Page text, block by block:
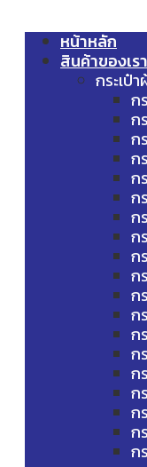
หน้าหลัก
สินค้าของเรา
กระเป๋า
ก
ก
ก
ก
ก
ก
ก
ก
ก
ก
ก
ก
ก
ก
ก
ก
ก
ก
ก